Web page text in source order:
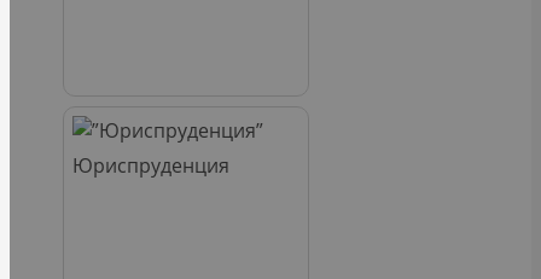
Юриспруденция